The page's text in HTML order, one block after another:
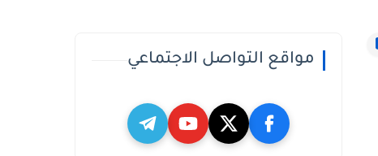
مواقع التواصل الاجتماعي